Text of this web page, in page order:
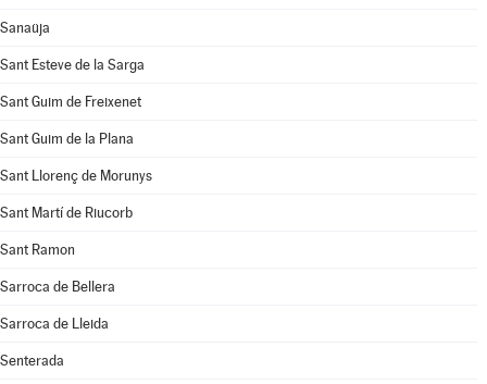
Sanaüja
Sant Esteve de la Sarga
Sant Guim de Freixenet
Sant Guim de la Plana
Sant Llorenç de Morunys
Sant Martí de Riucorb
Sant Ramon
Sarroca de Bellera
Sarroca de Lleida
Senterada